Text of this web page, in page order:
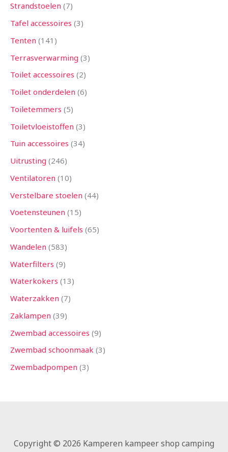
Strandstoelen 7
Tafel accessoires 3
Tenten 141
Terrasverwarming 3
Toilet accessoires 2
Toilet onderdelen 6
Toiletemmers 5
Toiletvloeistoffen 3
Tuin accessoires 34
Uitrusting 246
Ventilatoren 10
Verstelbare stoelen 44
Voetensteunen 15
Voortenten & luifels 65
Wandelen 583
Waterfilters 9
Waterkokers 13
Waterzakken 7
Zaklampen 39
Zwembad accessoires 9
Zwembad schoonmaak 3
Zwembadpompen 3
Copyright © 2026 Kamperen kampeer shop camping